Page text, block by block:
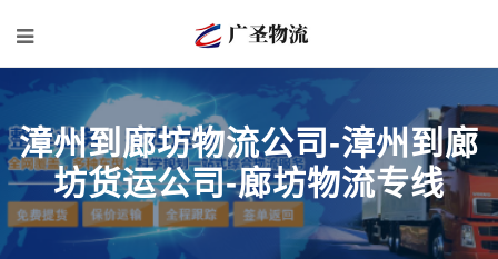
漳州到廊坊物流公司-漳州到廊
坊货运公司-廊坊物流专线